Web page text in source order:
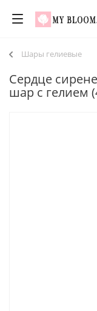
Шары гелиевые
Сердце
шар с гелием